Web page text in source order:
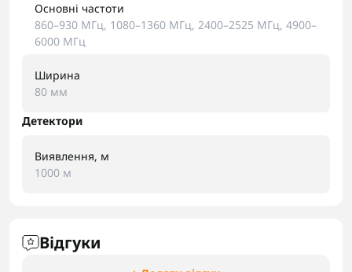
Основні частоти
860–930 МГц, 1080–1360 МГц, 2400–2525 МГц, 4900–
6000 МГц
Ширина
80 мм
Детектори
Виявлення, м
1000 м
Відгуки